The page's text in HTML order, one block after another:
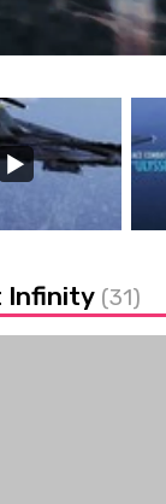
Infinity (31)